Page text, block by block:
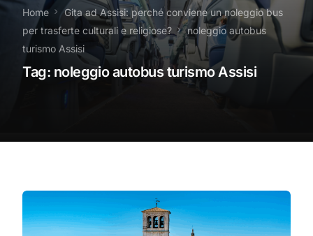
Home
Gita ad Assisi: perché conviene un noleggio bus
per trasferte culturali e religiose?
noleggio autobus
turismo Assisi
Tag: noleggio autobus turismo Assisi
Noleggio
Autobus servizi
Vacanze Viaggi Frosinone
News